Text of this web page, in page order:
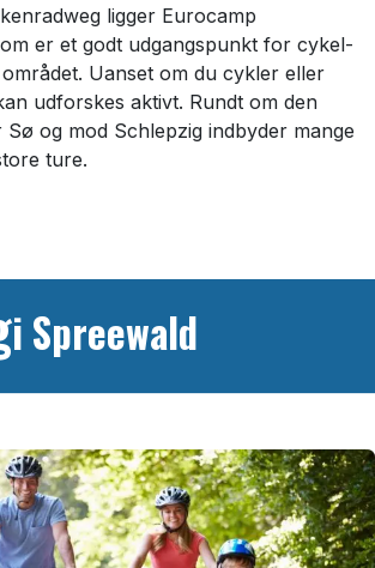
ligger Eurocamp
er et godt udgangspunkt for cykel-
Uanset om du cykler eller
udforskes aktivt. Rundt om den
og mod Schlepzig indbyder mange
ture.
i Spreewald